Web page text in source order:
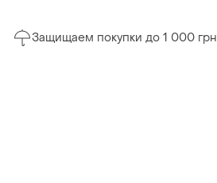
Защищаем покупки до 1 000 грн